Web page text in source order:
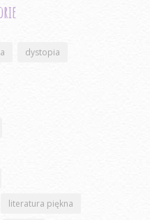
dystopia
literatura piękna